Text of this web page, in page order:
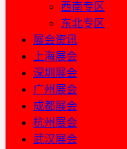
西南专区
东北专区
展会资讯
上海展会
深圳展会
广州展会
成都展会
杭州展会
武汉展会